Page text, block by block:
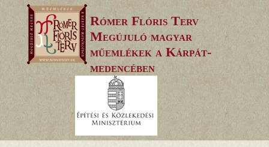
to
content
Rómer Flóris Terv
Megújuló magyar
műemlékek a Kárpát-
medencében